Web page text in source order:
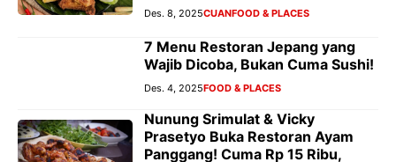
Des. 8, 2025CUANFOOD & PLACES
7 Menu Restoran Jepang yang
Wajib Dicoba, Bukan Cuma Sushi!
Des. 4, 2025FOOD & PLACES
Nunung Srimulat & Vicky
Prasetyo Buka Restoran Ayam
Panggang! Cuma Rp 15 Ribu,